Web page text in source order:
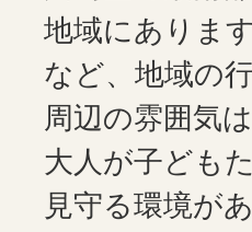
地域にありま
など、地域の
周辺の雰囲気
大人が子ども
見守る環境が